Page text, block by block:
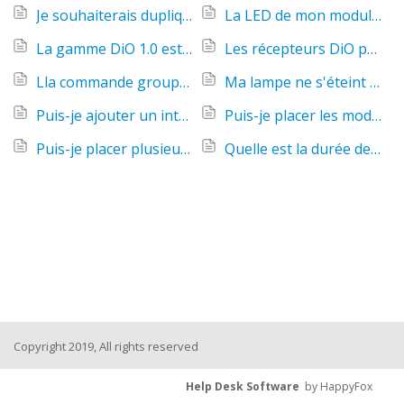
Je souhaiterais dupliquer la télécommande d'origine sur la nouvelle. Comment puis-je faire?
La LED de mon module luminaire s'éteint après 5 sec, est-ce normal ?
La gamme DiO 1.0 est-elle compatible avec la gamme DiO 2.0 ?
Les récepteurs DiO peuvent-ils fonctionner en 24V ?
Lla commande groupé de ma télécommande ne fonctionne pas, comment puis je remédier à ce problème merci d d'avance
Ma lampe ne s'éteint pas complètement lorsqu'elle est branchée sur un micro-module DiO.
Puis-je ajouter un interrupteur sans fil sur une installation va-et-vient filaire existante ?
Puis-je placer les modules récepteur les uns à côté des autres .
Puis-je placer plusieurs récepteurs DiO dans un coffret électrique ?
Quelle est la durée de vie des piles des produits DiO ?
Copyright 2019, All rights reserved
Help Desk Software by HappyFox